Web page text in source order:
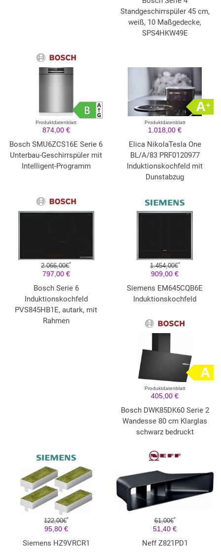
Standgeschirrspüler 45 cm,
weiß, 10 Maßgedecke,
SPS4HKW49E
Produktdatenblatt
874,00 €
Bosch SMU6ZCS16E Serie 6
Unterbau-Geschirrspüler mit
Intelligent-Programm
A+
Produktdatenblatt
1.018,00 €
Elica NikolaTesla One
BL/A/83 PRF0120977
Induktionskochfeld mit
Dunstabzug
2.066,00€*
797,00 €
Bosch Serie 6
Induktionskochfeld
PVS845HB1E, autark, mit
Rahmen
1.454,00€*
909,00 €
Siemens EM645CQB6E
Induktionskochfeld
A
Produktdatenblatt
405,00 €
Bosch DWK85DK60 Serie 2
Wandesse 80 cm Klarglas
schwarz bedruckt
122,00€*
95,80 €
Siemens HZ9VRCR1
61,00€*
51,40 €
Neff Z821PD1